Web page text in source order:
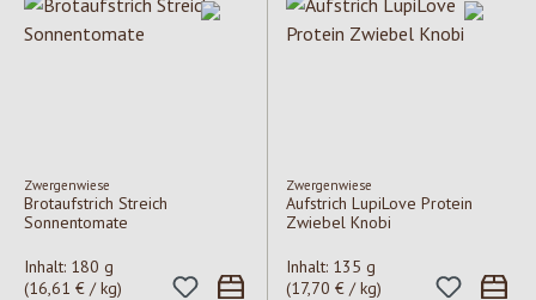
Zwergenwiese
Brotaufstrich Streich
Sonnentomate
Inhalt: 180 g
(16,61 € / kg)
Zwergenwiese
Aufstrich LupiLove Protein
Zwiebel Knobi
Inhalt: 135 g
(17,70 € / kg)